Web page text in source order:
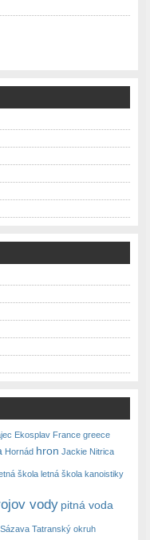
Ekosplav France greece
Hornád hron Jackie Nitrica
škola letná škola kanoistiky
vody pitná voda
Sázava Tatranský okruh